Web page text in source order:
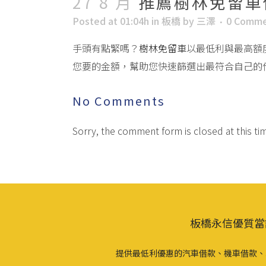
Posted at 01:04h in 板橋 by 三澤
0
手頭有點緊嗎？樹林免留車以最低利與最高
您要的金額，幫助您快速篩選出最符合自己
No Comments
Sorry, the comment form is closed at this
板橋永信優質
提供最低利優惠的汽車借款、機車借款